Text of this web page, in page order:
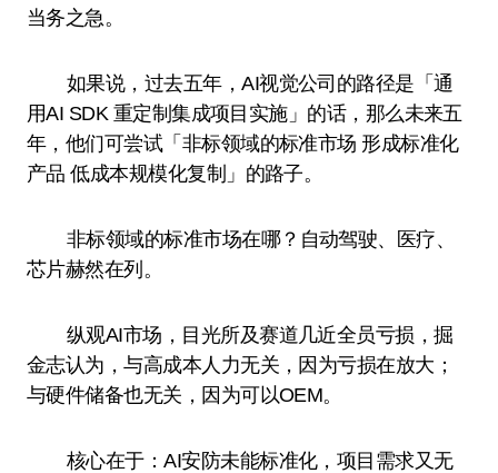
当务之急。
如果说，过去五年，AI视觉公司的路径是「通
用AI SDK 重定制集成项目实施」的话，那么未来五
年，他们可尝试「非标领域的标准市场 形成标准化
产品 低成本规模化复制」的路子。
非标领域的标准市场在哪？自动驾驶、医疗、
芯片赫然在列。
纵观AI市场，目光所及赛道几近全员亏损，掘
金志认为，与高成本人力无关，因为亏损在放大；
与硬件储备也无关，因为可以OEM。
核心在于：AI安防未能标准化，项目需求又无